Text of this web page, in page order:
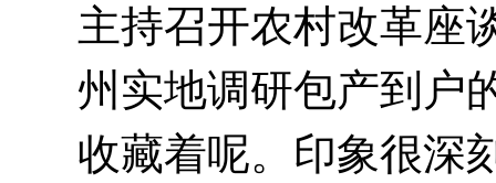
主持召开农村改革座
州实地调研包产到户
收藏着呢。印象很深